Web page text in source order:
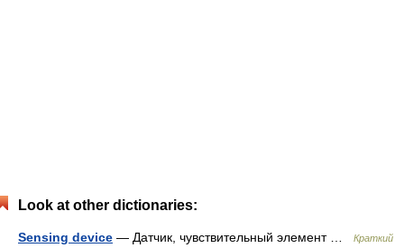
Look at other dictionaries:
Sensing device — Датчик, чувствительный элемент …
Краткий